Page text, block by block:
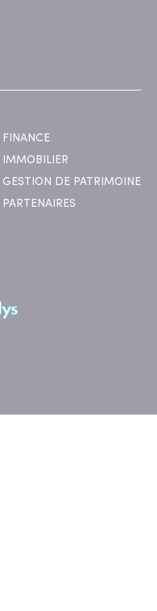
FINANCE
IMMOBILIER
GESTION DE PATRIMOINE
PARTENAIRES